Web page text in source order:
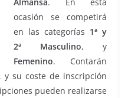
ocasión se competirá
en las categorías 1ª y
2ª Masculino, y
Femenino. Contarán
y su coste de inscripción
pueden realizarse